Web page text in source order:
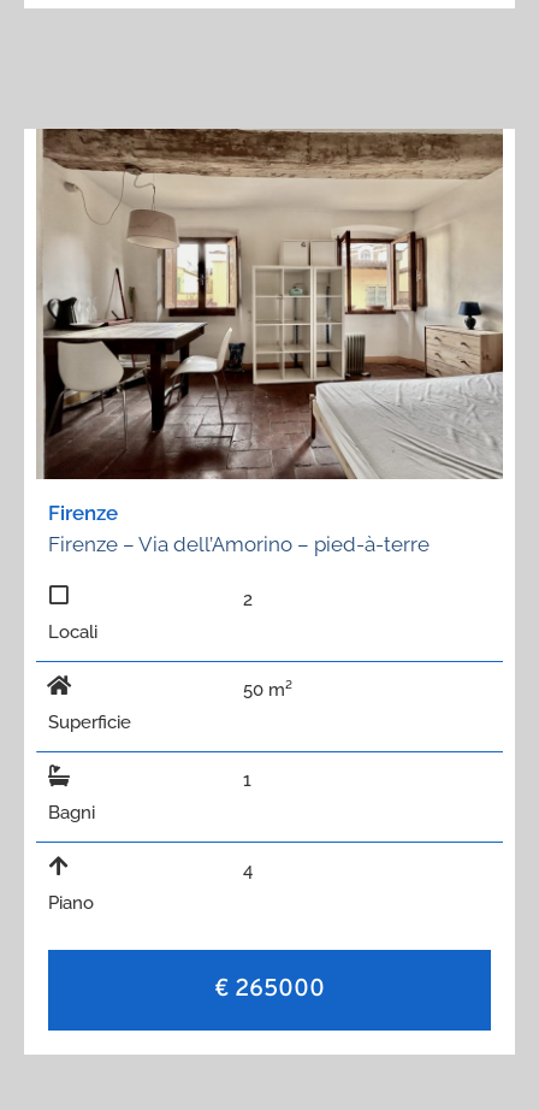
Firenze
Firenze – Via dell’Amorino – pied-à-terre
Locali
2
Superficie
50 m²
Bagni
1
Piano
4
€ 265000